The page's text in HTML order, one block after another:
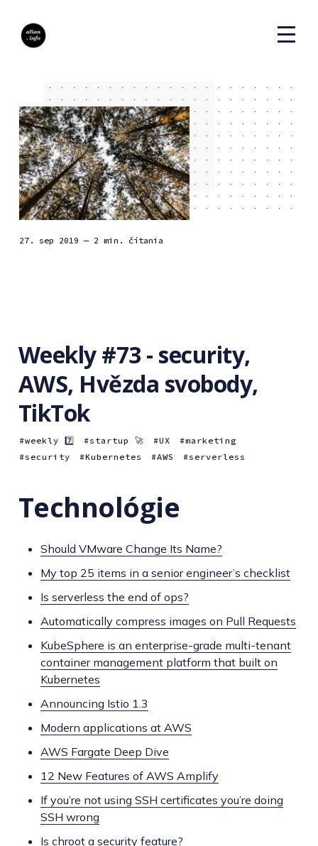
27. sep 2019 — 2 min. čítania
Weekly #73 - security,
AWS, Hvězda svobody,
TikTok
weekly 7️⃣ startup 🚀 UX
marketing
security
Kubernetes AWS serverless
Technológie
Should VMware Change Its Name?
My top 25 items in a senior engineer’s checklist
Is serverless the end of ops?
Automatically compress images on Pull Requests
KubeSphere is an enterprise-grade multi-tenant
container management platform that built on
Kubernetes
Announcing Istio 1.3
Modern applications at AWS
AWS Fargate Deep Dive
12 New Features of AWS Amplify
If you’re not using SSH certificates you’re doing
SSH wrong
Is chroot a security feature?